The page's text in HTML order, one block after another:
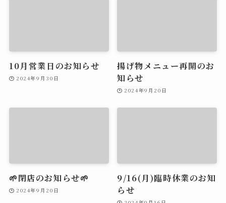
10月営業日のお知らせ
2024年9月30日
揚げ物メニュー再開のお
知らせ
2024年9月20日
🌱閉店のお知らせ🌱
2024年9月20日
9/16(月)臨時休業のお知
らせ